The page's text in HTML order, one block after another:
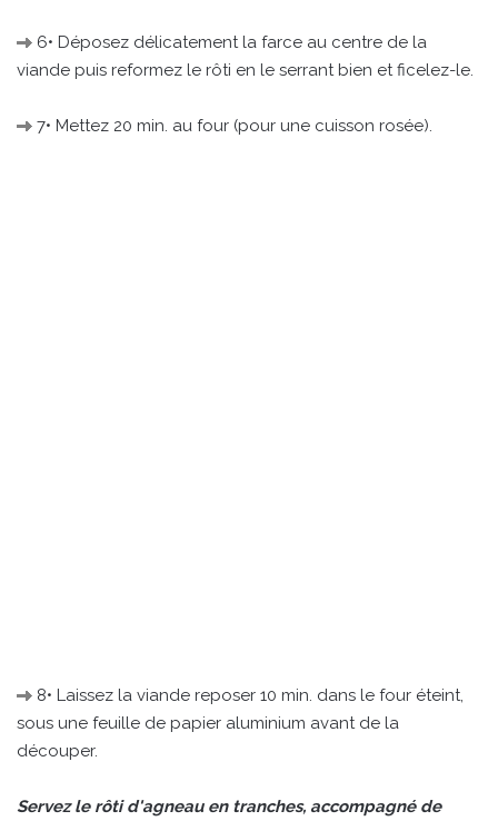
6• Déposez délicatement la farce au centre de la
viande puis reformez le rôti en le serrant bien et ficelez-le.
7• Mettez 20 min. au four (pour une cuisson rosée).
8• Laissez la viande reposer 10 min. dans le four éteint,
sous une feuille de papier aluminium avant de la
découper.
Servez le rôti d'agneau en tranches, accompagné de